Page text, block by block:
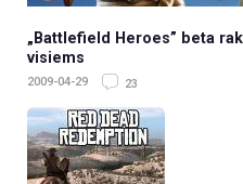
„Battlefield Heroes” beta
visiems
2009-04-29 23